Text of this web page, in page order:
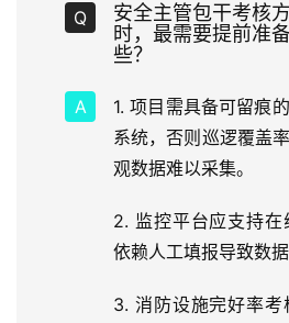
安全主管包干考核
时，最需要提前准
些？
1. 项目需具备可留痕
系统，否则巡逻覆盖
观数据难以采集。
2. 监控平台应支持
依赖人工填报导致数据
3. 消防设施完好率